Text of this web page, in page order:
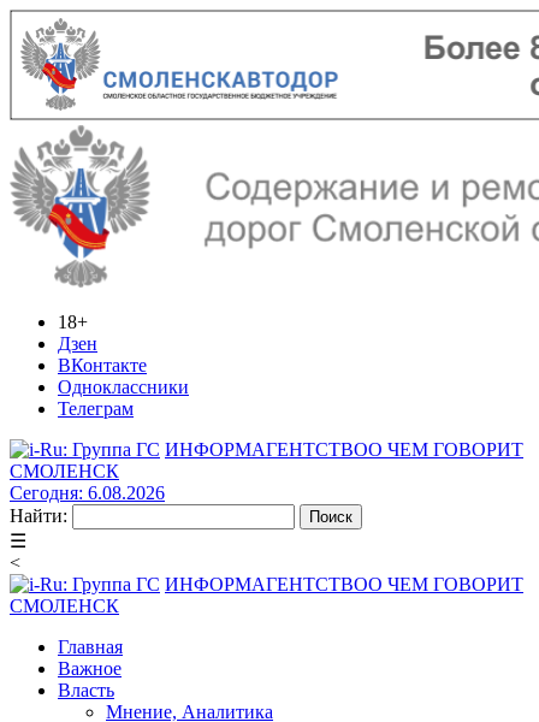
18+
Дзен
ВКонтакте
Одноклассники
Телеграм
ИНФОРМАГЕНТСТВОО ЧЕМ ГОВОРИТ
СМОЛЕНСК
Сегодня: 6.08.2026
Найти:
☰
<
ИНФОРМАГЕНТСТВОО ЧЕМ ГОВОРИТ
СМОЛЕНСК
Главная
Важное
Власть
Мнение, Аналитика